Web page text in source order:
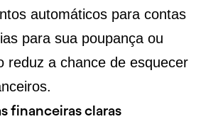
automáticos para contas
para sua poupança ou
reduz a chance de esquecer
financeiras claras